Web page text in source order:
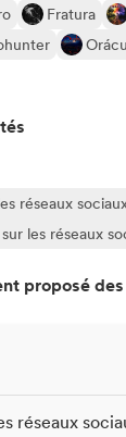
Fratura
réseaux
les réseaux
proposé des
réseaux